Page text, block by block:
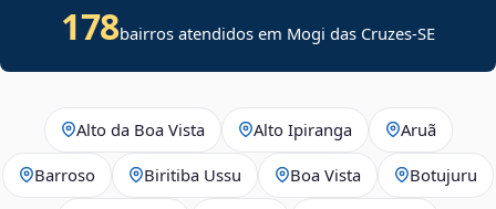
178bairros atendidos em Mogi das Cruzes-SE
Alto da Boa Vista Alto Ipiranga Aruã
Barroso Biritiba Ussu Boa Vista Botujuru